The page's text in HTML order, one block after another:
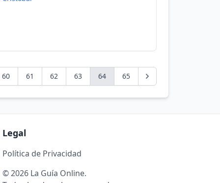
60 61 62 63 64 65
Legal
Política de Privacidad
© 2026 La Guía Online.